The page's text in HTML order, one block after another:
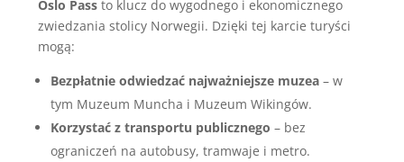
Oslo Pass to klucz do wygodnego i ekonomicznego
zwiedzania stolicy Norwegii. Dzięki tej karcie turyści
mogą:
Bezpłatnie odwiedzać najważniejsze muzea – w
tym Muzeum Muncha i Muzeum Wikingów.
Korzystać z transportu publicznego – bez
ograniczeń na autobusy, tramwaje i metro.